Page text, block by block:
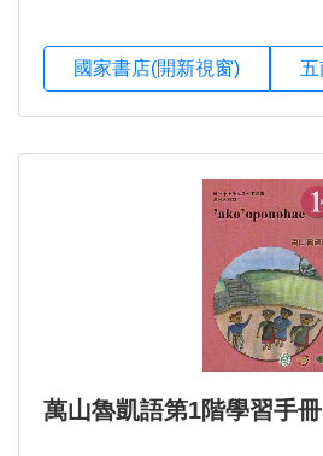
國家書店(開新視窗)
萬山魯凱語第1階學習手冊